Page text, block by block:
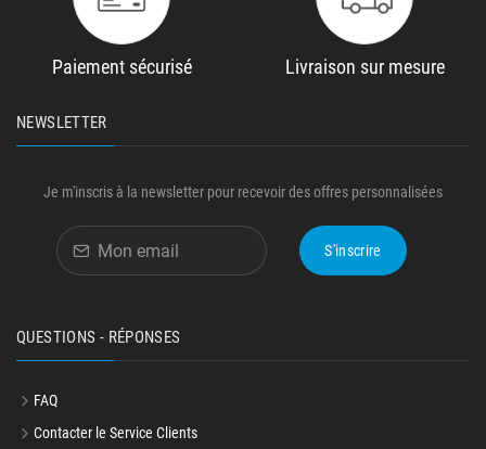
Paiement sécurisé Livraison sur mesure
NEWSLETTER
Je m'inscris à la newsletter pour recevoir des offres personnalisées
S'inscrire
QUESTIONS - RÉPONSES
FAQ
Contacter le Service Clients